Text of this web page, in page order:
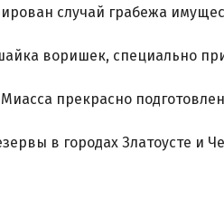
случай грабежа
воришек, специально
прекрасно
в городах Златоусте и